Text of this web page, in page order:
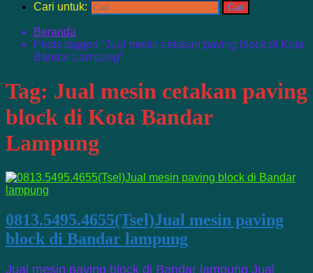
Cari untuk:
Beranda
Posts tagged “Jual mesin cetakan paving block di Kota
Bandar Lampung”
Tag: Jual mesin cetakan paving
block di Kota Bandar
Lampung
0813.5495.4655(Tsel)Jual mesin paving
block di Bandar lampung
Jual mesin paving block di Bandar lampung Jual